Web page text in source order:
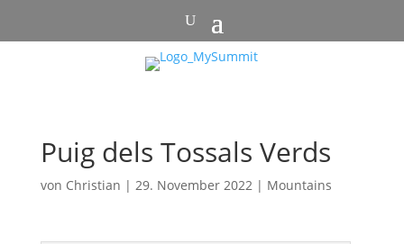
Puig dels Tossals Verds
von Christian | 29. November 2022| Mountains